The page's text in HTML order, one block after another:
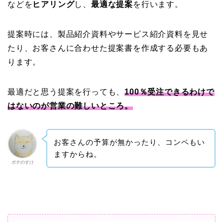
などを ヒアリングし、最適な提案を行います。
提案時には、製品紹介資料やサービス紹介資料を見せ
たり、お客さんに合わせた提案書を作成する必要もあ
ります。
最適だと思う提案を行っても、100％受注できるわけで
はないのが営業の難しいところ。
ポチのすけ
お客さんの予算が無かったり、コンペもい
ますからね。